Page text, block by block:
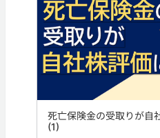
死亡保険金の受取りが自
(1)